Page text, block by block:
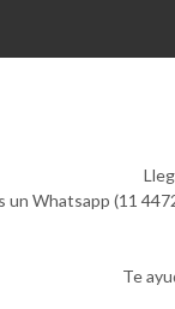
un Whatsapp (11
Te